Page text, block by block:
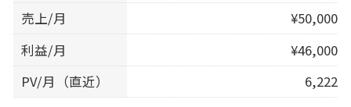
売上/月
¥50,000
利益/月
¥46,000
PV/月（直近）
6,222